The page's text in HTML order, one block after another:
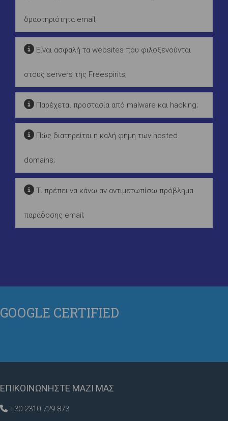
δραστηριότητα email;
Είναι ασφαλή τα websites που φιλοξενούνται
στους servers της Freespirits;
Παρέχεται προστασία από malware και hacking;
Πώς διατηρείται η καλή φήμη των hosted
domains;
Τι πρέπει να κάνω αν αντιμετωπίσω πρόβλημα
παράδοσης email;
GOOGLE CERTIFIED
ΕΠΙΚΟΙΝΩΝΗΣΤΕ ΜΑΖΙ ΜΑΣ
+30 2310 729 873